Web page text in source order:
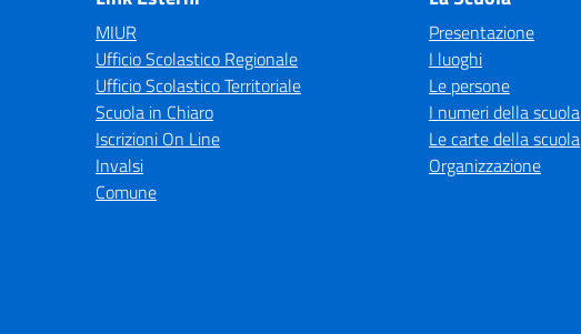
MIUR
Ufficio Scolastico Regionale
Ufficio Scolastico Territoriale
Scuola in Chiaro
Iscrizioni On Line
Invalsi
Comune
Presentazione
I luoghi
Le persone
I numeri della scuola
Le carte della scuola
Organizzazione